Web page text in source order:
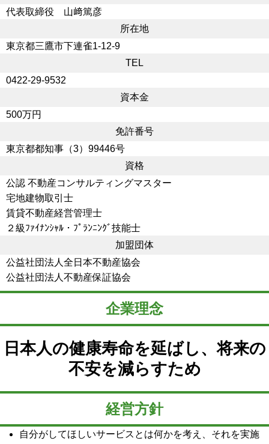
代表取締役 山﨑篤彦
所在地
東京都三鷹市下連雀1-12-9
TEL
0422-29-9532
資本金
500万円
免許番号
東京都都知事（3）99446号
資格
公認 不動産コンサルティングマスター
宅地建物取引士
賃貸不動産経営管理士
２級ﾌｧｲﾅﾝｼｬﾙ・ﾌﾟﾗﾝﾆﾝｸﾞ技能士
加盟団体
公益社団法人全日本不動産協会
公益社団法人不動産保証協会
企業理念
日本人の健康寿命を延ばし、将来の
不安を減らすため
経営方針
自分がしてほしいサービスとは何かを考え、それを実施